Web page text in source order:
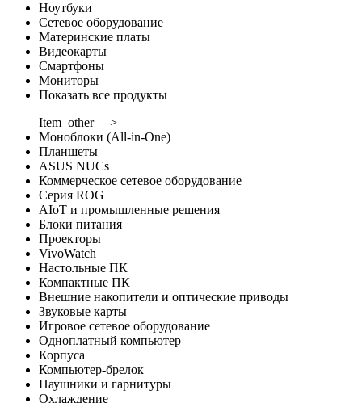
Ноутбуки
Сетевое оборудование
Материнские платы
Видеокарты
Смартфоны
Мониторы
Показать все продукты
Item_other —>
Моноблоки (All-in-One)
Планшеты
ASUS NUCs
Коммерческое сетевое оборудование
Серия ROG
AIoT и промышленные решения
Блоки питания
Проекторы
VivoWatch
Настольные ПК
Компактные ПК
Внешние накопители и оптические приводы
Звуковые карты
Игровое сетевое оборудование
Одноплатный компьютер
Корпуса
Компьютер-брелок
Наушники и гарнитуры
Охлаждение